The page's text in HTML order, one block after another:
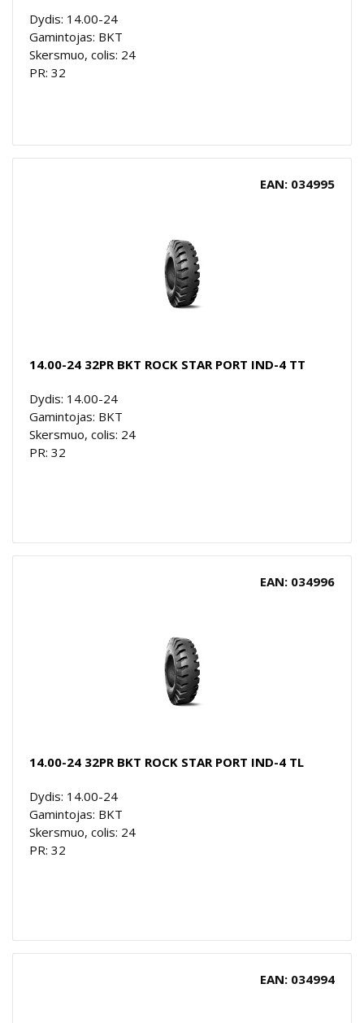
Dydis: 14.00-24
Gamintojas: BKT
Skersmuo, colis: 24
PR: 32
EAN: 034995
14.00-24 32PR BKT ROCK STAR PORT IND-4 TT
Dydis: 14.00-24
Gamintojas: BKT
Skersmuo, colis: 24
PR: 32
EAN: 034996
14.00-24 32PR BKT ROCK STAR PORT IND-4 TL
Dydis: 14.00-24
Gamintojas: BKT
Skersmuo, colis: 24
PR: 32
EAN: 034994